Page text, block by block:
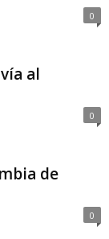
0
al
0
de
0